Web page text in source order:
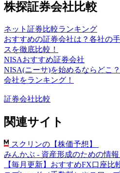
株探証券会社比較
ネット証券比較ランキング
おすすめの証券会社は？各社の
スを徹底比較！
NISAおすすめ証券会社
NISA(ニーサ)を始めるならどこ
会社をランキング！
証券会社比較
関連サイト
スクリンの【株価予想】
みんかぶ - 資産形成のための情
【毎月更新】おすすめFX口座比